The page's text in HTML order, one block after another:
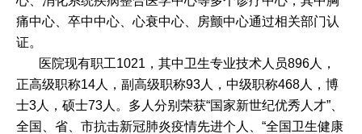
痛中心、卒中中心、心衰中心、房颤中心通过相关部门认
证。
医院现有职工1021，其中卫生专业技术人员896人，
正高级职称14人，副高级职称93人，中级职称468人，博
士3人，硕士73人。多人分别荣获“国家新世纪优秀人才”、
全国、省、市抗击新冠肺炎疫情先进个人、“全国卫生健康